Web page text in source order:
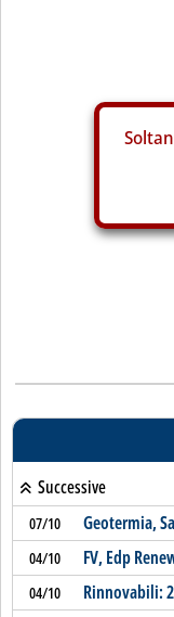
Successive
07/10 Geotermia,
04/10 FV, Edp
04/10 Rinnovabili: